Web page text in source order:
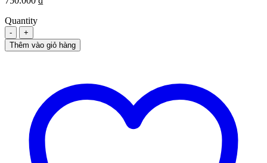
Quantity
Trà
Hoa
Nhài
Thêm vào giỏ hàng